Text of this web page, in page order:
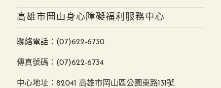
高雄市岡山身心障礙福利服務中心
聯絡電話： (07)622-6730
傳真號碼：(07)622-6734
中心地址：82041 高雄市岡山區公園東路131號